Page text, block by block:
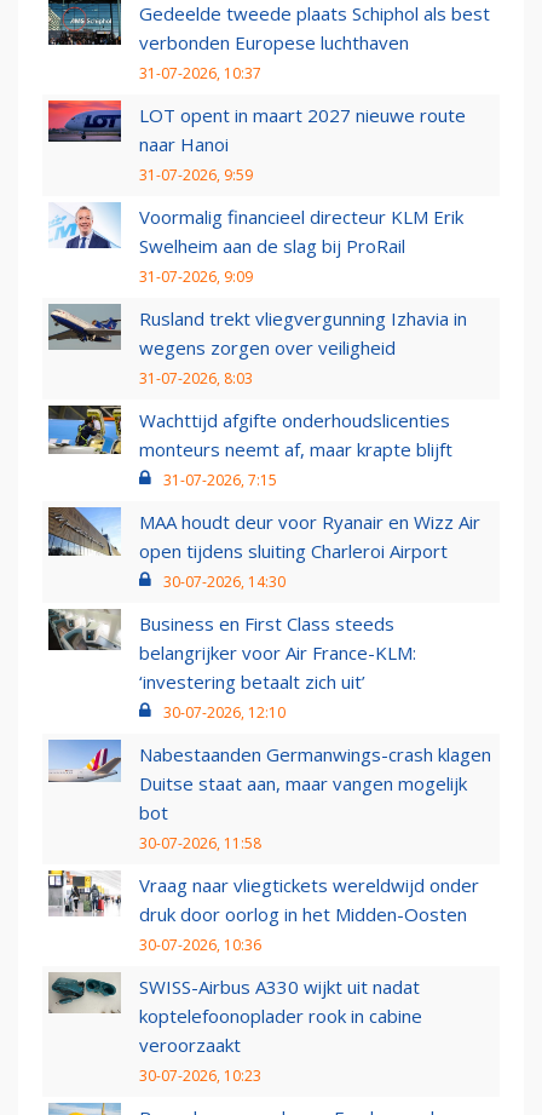
Gedeelde tweede plaats Schiphol als best
verbonden Europese luchthaven
31-07-2026, 10:37
LOT opent in maart 2027 nieuwe route
naar Hanoi
31-07-2026, 9:59
Voormalig financieel directeur KLM Erik
Swelheim aan de slag bij ProRail
31-07-2026, 9:09
Rusland trekt vliegvergunning Izhavia in
wegens zorgen over veiligheid
31-07-2026, 8:03
Wachttijd afgifte onderhoudslicenties
monteurs neemt af, maar krapte blijft
31-07-2026, 7:15
MAA houdt deur voor Ryanair en Wizz Air
open tijdens sluiting Charleroi Airport
30-07-2026, 14:30
Business en First Class steeds
belangrijker voor Air France-KLM:
‘investering betaalt zich uit’
30-07-2026, 12:10
Nabestaanden Germanwings-crash klagen
Duitse staat aan, maar vangen mogelijk
bot
30-07-2026, 11:58
Vraag naar vliegtickets wereldwijd onder
druk door oorlog in het Midden-Oosten
30-07-2026, 10:36
SWISS-Airbus A330 wijkt uit nadat
koptelefoonoplader rook in cabine
veroorzaakt
30-07-2026, 10:23